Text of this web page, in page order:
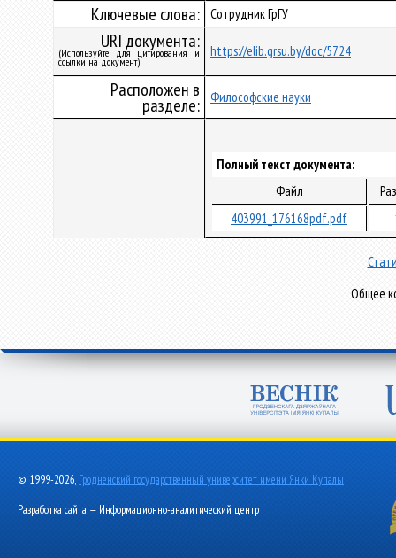
Ключевые слова: Сотрудник ГрГУ
URI документа:
(Используйте для цитирования и
ссылки на документ)
https://elib.grsu.by/doc/5724
Расположен в
разделе: Философские науки
Полный текст документа:
Файл
403991_176168pdf.pdf
Общее
© 1999-2026, Гродненский государственный университет имени Янки Купалы
Разработка сайта — Информационно-аналитический центр